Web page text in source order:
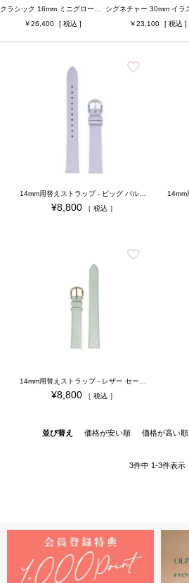
ケースカラー
ジュエリータイプ
ジュエリーカラー
26,400
23,100
¥8,800 税込
¥8,800 税込
並び替え 価格が安い順 価格が高い順
3件中 1-3件表示